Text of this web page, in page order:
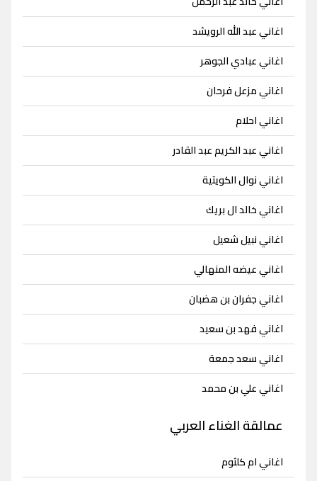
اغاني عبد الله الرويشد
اغاني عبادي الجوهر
اغاني مزعل فرحان
اغاني احلام
اغاني عبد الكريم عبد القادر
اغاني نوال الكويتية
اغاني خالد ال بريك
اغاني نبيل شعيل
اغاني عيضه المنهالي
اغاني جفران بن هضبان
اغاني فهد بن سعيد
اغاني سعد جمعة
اغاني علي بن محمد
عمالقة الغناء العربي
اغاني ام كلثوم